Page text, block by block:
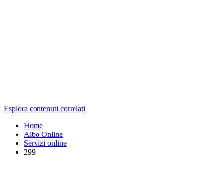
Esplora contenuti correlati
Home
Albo Online
Servizi online
299